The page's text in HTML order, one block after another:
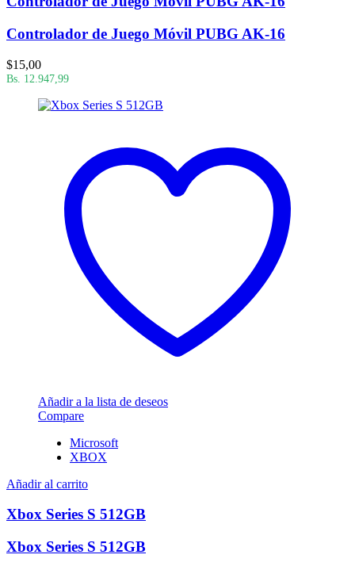
Controlador de Juego Móvil PUBG AK-16
$15,00
Bs. 12.947,99
Añadir a la lista de deseos
Compare
Microsoft
XBOX
Añadir al carrito
Xbox Series S 512GB
Xbox Series S 512GB